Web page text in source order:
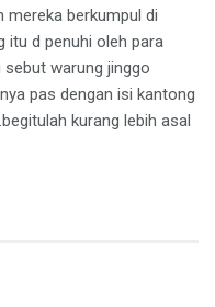
mereka berkumpul di
itu d penuhi oleh para
warung jinggo
pas dengan isi kantong
kurang lebih asal